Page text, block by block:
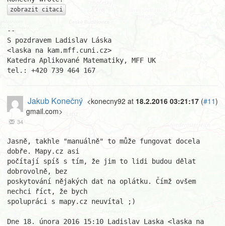
zobrazit citaci
--
S pozdravem Ladislav Láska
<laska na kam.mff.cuni.cz>
Katedra Aplikované Matematiky, MFF UK
tel.: +420 739 464 167
18.2.2016 03:21:17 (#11)
Jakub Konečný <konecny92 at
gmail.com>
34
Jasně, takhle "manuálně" to může fungovat docela
dobře. Mapy.cz asi
počítají spíš s tím, že jim to lidi budou dělat
dobrovolně, bez
poskytování nějakých dat na oplátku. Čímž ovšem
nechci říct, že bych
spolupráci s mapy.cz neuvítal ;)
Dne 18. února 2016 15:10 Ladislav Laska <laska na